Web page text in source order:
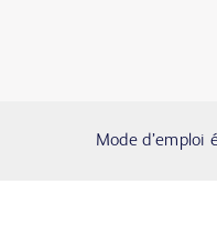
Mode d’emploi